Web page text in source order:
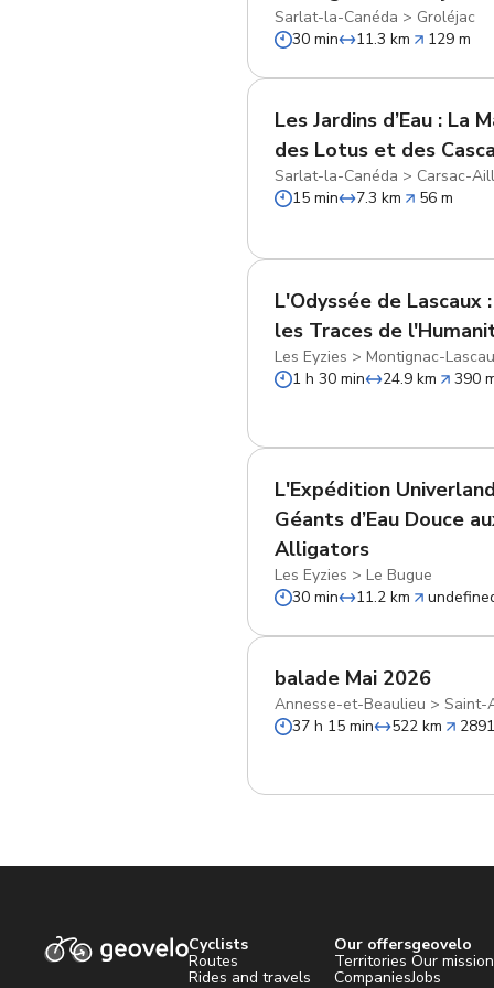
Sarlat-la-Canéda > Groléjac
30 min
11.3 km 129 m
Les Jardins d’Eau : La
des Lotus et des
Sarlat-la-Canéda > Carsac-
15 min
7.3 km 56 m
L'Odyssée de Lascaux
les Traces de
Les Eyzies >Montignac-
1 h 30 min
24.9 km 390
L'Expédition
Géants d’Eau Douce
Alligators
Les Eyzies >Le Bugue
30 min
11.2 km
balade Mai 2026
Annesse-et-Beaulieu >Saint-
37 h 15 min
522 km
Cyclists
Routes
Rides and travels
Our offers
Territories
Companies
geovelo
Our mission
Jobs